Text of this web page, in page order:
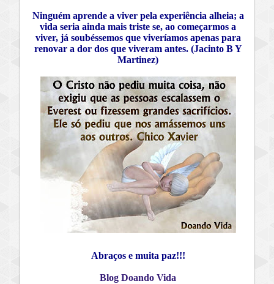
Ninguém aprende a viver pela experiência alheia; a
vida seria ainda mais triste se, ao começarmos a
viver, já soubéssemos que viveríamos apenas para
renovar a dor dos que viveram antes. (Jacinto B Y
Martinez)
Abraços e muita paz!!!
Blog Doando Vida